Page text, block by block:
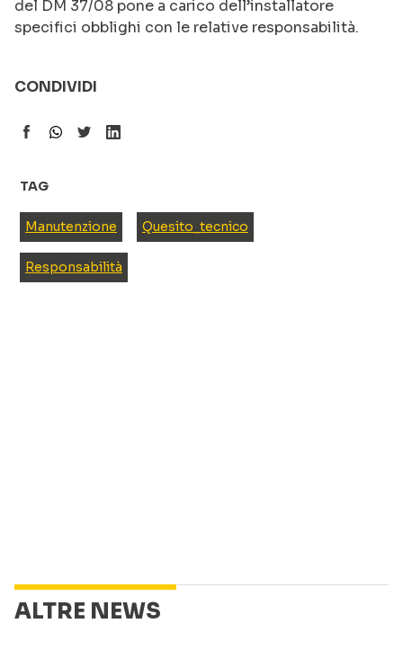
del DM 37/08 pone a carico dell’installatore
specifici obblighi con le relative responsabilità.
CONDIVIDI
TAG
Manutenzione Quesito_tecnico
Responsabilità
ALTRE NEWS